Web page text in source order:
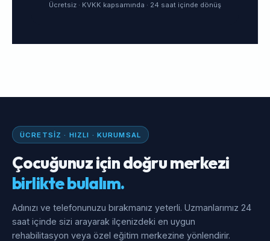
Ücretsiz · KVKK kapsamında · 24 saat içinde dönüş
ÜCRETSIZ · HIZLI · KURUMSAL
Çocuğunuz için doğru merkezi
birlikte bulalım.
Adınızı ve telefonunuzu bırakmanız yeterli. Uzmanlarımız 24
saat içinde sizi arayarak ilçenizdeki en uygun
rehabilitasyon veya özel eğitim merkezine yönlendirir.